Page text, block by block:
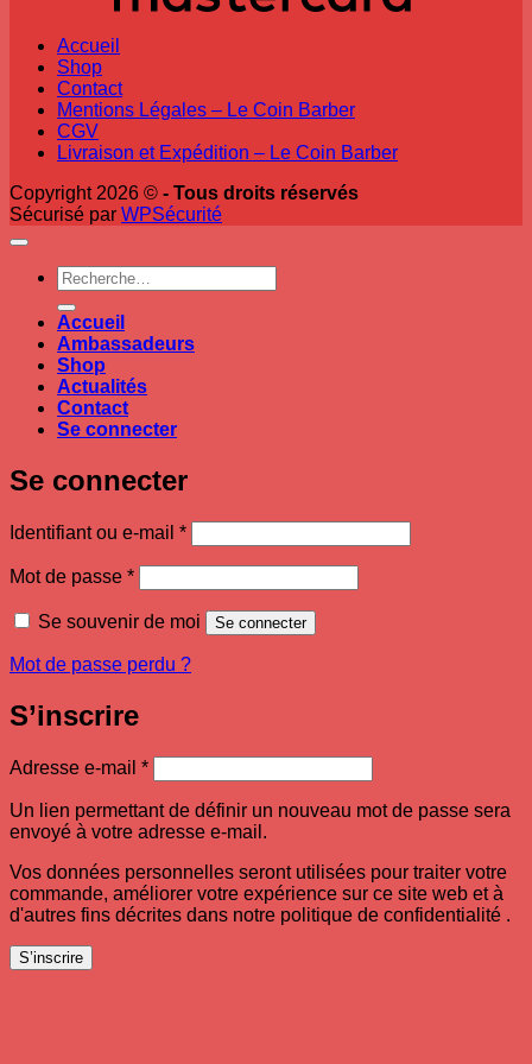
Accueil
Shop
Contact
Mentions Légales – Le Coin Barber
CGV
Livraison et Expédition – Le Coin Barber
Copyright 2026 © - Tous droits réservés
Sécurisé par WPSécurité
Recherche
pour :
Accueil
Ambassadeurs
Shop
Actualités
Contact
Se connecter
Se connecter
Identifiant ou e-mail *Obligatoire
Mot de passe *Obligatoire
Se souvenir de moi Se connecter
Mot de passe perdu ?
S’inscrire
Adresse e-mail *Obligatoire
Un lien permettant de définir un nouveau mot de passe sera
envoyé à votre adresse e-mail.
Vos données personnelles seront utilisées pour traiter votre
commande, améliorer votre expérience sur ce site web et à
d'autres fins décrites dans notre politique de confidentialité .
S’inscrire